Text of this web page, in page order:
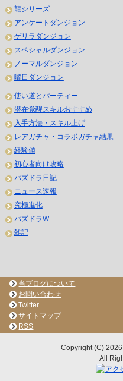
龍シリーズ
アンケートダンジョン
ゲリラダンジョン
スペシャルダンジョン
ノーマルダンジョン
曜日ダンジョン
使い道とパーティー
潜在覚醒スキルおすすめ
入手方法・スキル上げ
レアガチャ・コラボガチャ結果
経験値
初心者向け攻略
パズドラ日記
ニュース速報
究極進化
パズドラW
雑記
当ブログについて
お問い合わせ
Twitter
サイトマップ
RSS
Copyright (C)
All